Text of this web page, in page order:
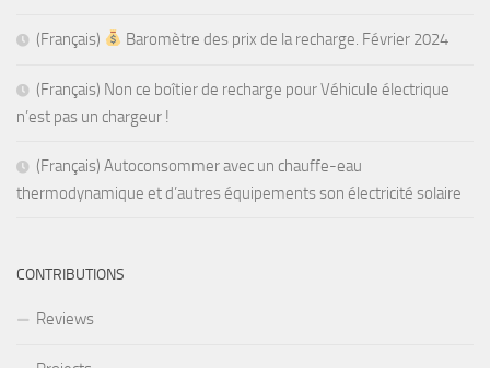
(Français) Baromètre des prix de la recharge. Février 2024
(Français) Non ce boîtier de recharge pour Véhicule électrique
n’est pas un chargeur !
(Français) Autoconsommer avec un chauffe-eau
thermodynamique et d’autres équipements son électricité solaire
CONTRIBUTIONS
Reviews